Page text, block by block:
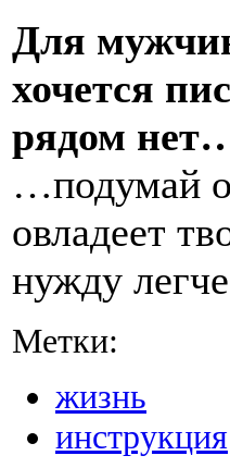
Для
хочется
рядом
…подумай
овладеет
нужду
Метки:
жизнь
инструкция